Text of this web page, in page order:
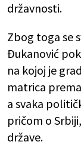
državnosti.
Zbog toga se
Đukanović
na kojoj je
matrica
a svaka
pričom o
države.